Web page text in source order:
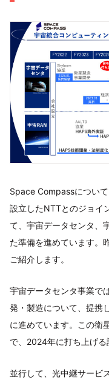
Space Compassについ
設立したNTTとのジョイ
て、宇宙データセンタ、
た準備を進めています。
ご紹介します。
宇宙データセンタ事業で
発・製造について、提携
に進めています。この衛
で、2024年に打ち上げる
並行して、光中継サービ